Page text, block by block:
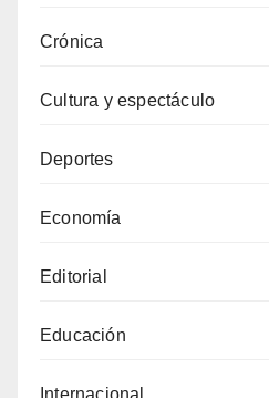
Crónica
Cultura y espectáculo
Deportes
Economía
Editorial
Educación
Internacional